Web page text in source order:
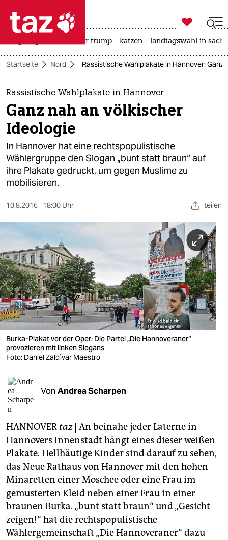
 taz zahl ich
taz zahl ich
themen
politik
öko
gesellschaft
kultur
sport
berlin
nord
wahrheit
verlag
verlag
veranstaltungen
shop
fragen & hilfe
unterstützen
genossenschaft
epaper login

taz zahl ich
usa unter trump katzen landtagswahl in
Startseite Nord Rassistische Wahlplakate in Hannover:
Rassistische Wahlplakate in Hannover
Ganz nah an völkischer
Ideologie
In Hannover hat eine rechtspopulistische
Wählergruppe den Slogan „bunt statt braun“ auf
ihre Plakate gedruckt, um gegen Muslime zu
mobilisieren.
10.8.2016 18:00 Uhr teilen
Burka-Plakat vor der Oper: Die Partei „Die Hannoveraner“
provozieren mit linken Slogans
Foto: Daniel Zaldìvar Maestro
Von Andrea Scharpen
HANNOVER taz| An beinahe jeder Laterne in
Hannovers Innenstadt hängt eines dieser weißen
Plakate. Hellhäutige Kinder sind darauf zu sehen,
das Neue Rathaus von Hannover mit den hohen
Minaretten einer Moschee oder eine Frau im
gemusterten Kleid neben einer Frau in einer
braunen Burka. „bunt statt braun“ und „Gesicht
zeigen!“ hat die rechtspopulistische
Wählergemeinschaft „Die Hannoveraner“ dazu